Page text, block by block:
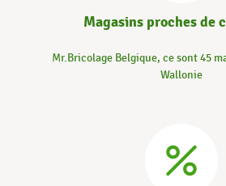
Magasins proches de
Mr.Bricolage Belgique, ce sont 45
Wallonie